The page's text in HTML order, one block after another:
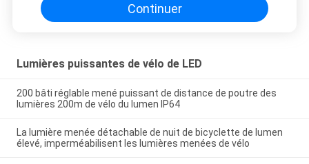
Continuer
Lumières puissantes de vélo de LED
200 bâti réglable mené puissant de distance de poutre des
lumières 200m de vélo du lumen IP64
La lumière menée détachable de nuit de bicyclette de lumen
élevé, imperméabilisent les lumières menées de vélo